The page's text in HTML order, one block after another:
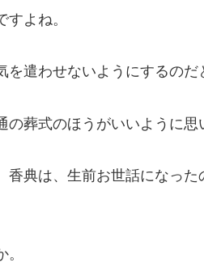
よね。
遣わせないようにするのだ
葬式のほうがいいように思
典は、生前お世話になった